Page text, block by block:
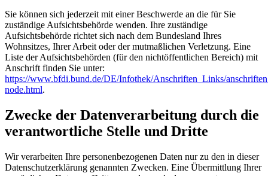
Sie können sich jederzeit mit einer Beschwerde an die für Sie
zuständige Aufsichtsbehörde wenden. Ihre zuständige
Aufsichtsbehörde richtet sich nach dem Bundesland Ihres
Wohnsitzes, Ihrer Arbeit oder der mutmaßlichen Verletzung. Eine
Liste der Aufsichtsbehörden (für den nichtöffentlichen Bereich) mit
Anschrift finden Sie unter:
https://www.bfdi.bund.de/DE/Infothek/Anschriften_Links/
node.html.
Zwecke der Datenverarbeitung durch die
verantwortliche Stelle und Dritte
Wir verarbeiten Ihre personenbezogenen Daten nur zu den in dieser
Datenschutzerklärung genannten Zwecken. Eine Übermittlung Ihrer